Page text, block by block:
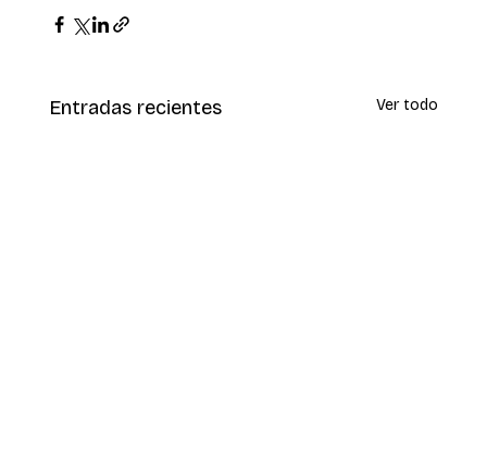
Entradas recientes Ver todo